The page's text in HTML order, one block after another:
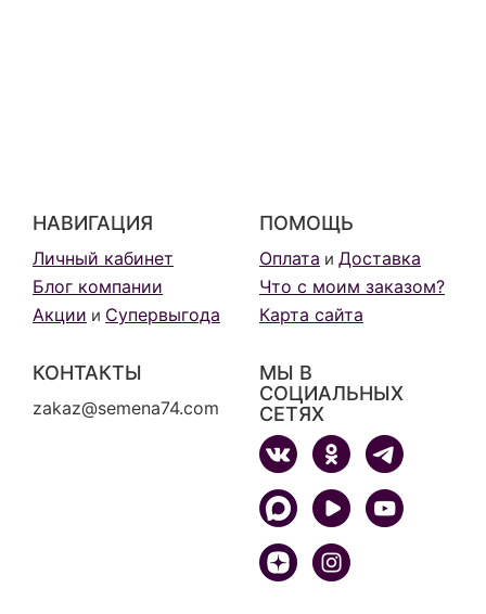
НАВИГАЦИЯ
Личный кабинет
Блог компании
Акции и Супервыгода
ПОМОЩЬ
Оплата и Доставка
Что с моим заказом?
Карта сайта
КОНТАКТЫ
zakaz@semena74.com
МЫ В
СОЦИАЛЬНЫХ
СЕТЯХ